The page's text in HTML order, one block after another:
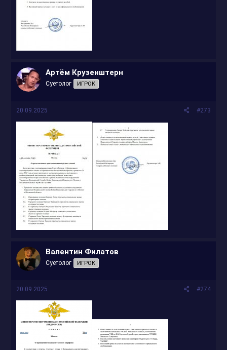
Артём Крузенштерн
Суетолог ИГРОК
20.09.2025 #273
Валентин Филатов
Суетолог ИГРОК
20.09.2025 #274